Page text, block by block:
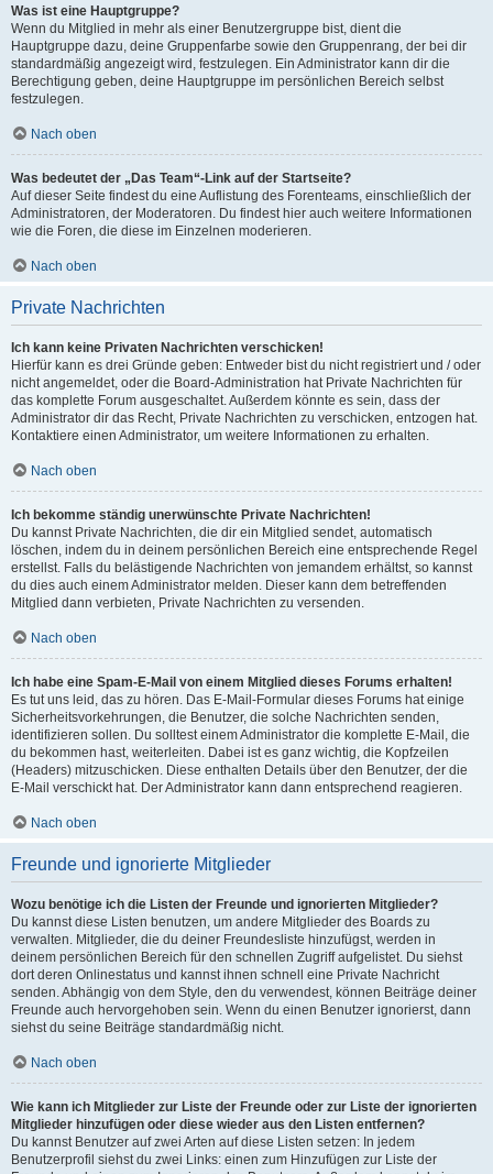
Was ist eine Hauptgruppe?
Wenn du Mitglied in mehr als einer Benutzergruppe bist, dient die
Hauptgruppe dazu, deine Gruppenfarbe sowie den Gruppenrang, der bei dir
standardmäßig angezeigt wird, festzulegen. Ein Administrator kann dir die
Berechtigung geben, deine Hauptgruppe im persönlichen Bereich selbst
festzulegen.
Nach oben
Was bedeutet der „Das Team“-Link auf der Startseite?
Auf dieser Seite findest du eine Auflistung des Forenteams, einschließlich der
Administratoren, der Moderatoren. Du findest hier auch weitere Informationen
wie die Foren, die diese im Einzelnen moderieren.
Nach oben
Private Nachrichten
Ich kann keine Privaten Nachrichten verschicken!
Hierfür kann es drei Gründe geben: Entweder bist du nicht registriert und / oder
nicht angemeldet, oder die Board-Administration hat Private Nachrichten für
das komplette Forum ausgeschaltet. Außerdem könnte es sein, dass der
Administrator dir das Recht, Private Nachrichten zu verschicken, entzogen hat.
Kontaktiere einen Administrator, um weitere Informationen zu erhalten.
Nach oben
Ich bekomme ständig unerwünschte Private Nachrichten!
Du kannst Private Nachrichten, die dir ein Mitglied sendet, automatisch
löschen, indem du in deinem persönlichen Bereich eine entsprechende Regel
erstellst. Falls du belästigende Nachrichten von jemandem erhältst, so kannst
du dies auch einem Administrator melden. Dieser kann dem betreffenden
Mitglied dann verbieten, Private Nachrichten zu versenden.
Nach oben
Ich habe eine Spam-E-Mail von einem Mitglied dieses Forums erhalten!
Es tut uns leid, das zu hören. Das E-Mail-Formular dieses Forums hat einige
Sicherheitsvorkehrungen, die Benutzer, die solche Nachrichten senden,
identifizieren sollen. Du solltest einem Administrator die komplette E-Mail, die
du bekommen hast, weiterleiten. Dabei ist es ganz wichtig, die Kopfzeilen
(Headers) mitzuschicken. Diese enthalten Details über den Benutzer, der die
E-Mail verschickt hat. Der Administrator kann dann entsprechend reagieren.
Nach oben
Freunde und ignorierte Mitglieder
Wozu benötige ich die Listen der Freunde und ignorierten Mitglieder?
Du kannst diese Listen benutzen, um andere Mitglieder des Boards zu
verwalten. Mitglieder, die du deiner Freundesliste hinzufügst, werden in
deinem persönlichen Bereich für den schnellen Zugriff aufgelistet. Du siehst
dort deren Onlinestatus und kannst ihnen schnell eine Private Nachricht
senden. Abhängig von dem Style, den du verwendest, können Beiträge deiner
Freunde auch hervorgehoben sein. Wenn du einen Benutzer ignorierst, dann
siehst du seine Beiträge standardmäßig nicht.
Nach oben
Wie kann ich Mitglieder zur Liste der Freunde oder zur Liste der ignorierten
Mitglieder hinzufügen oder diese wieder aus den Listen entfernen?
Du kannst Benutzer auf zwei Arten auf diese Listen setzen: In jedem
Benutzerprofil siehst du zwei Links: einen zum Hinzufügen zur Liste der